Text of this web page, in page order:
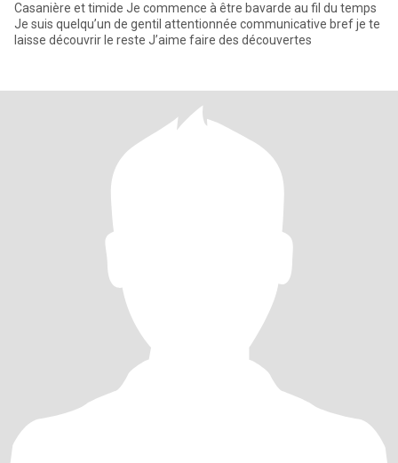
Casanière et timide Je commence à être bavarde au fil du temps
Je suis quelqu’un de gentil attentionnée communicative bref je te
laisse découvrir le reste J’aime faire des découvertes